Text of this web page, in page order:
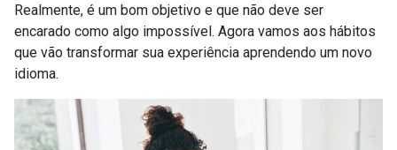
Realmente, é um bom objetivo e que não deve ser
encarado como algo impossível. Agora vamos aos hábitos
que vão transformar sua experiência aprendendo um novo
idioma.